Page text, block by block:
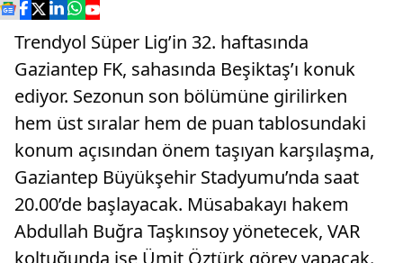
Trendyol Süper Lig’in 32. haftasında
Gaziantep FK, sahasında Beşiktaş’ı konuk
ediyor. Sezonun son bölümüne girilirken
hem üst sıralar hem de puan tablosundaki
konum açısından önem taşıyan karşılaşma,
Gaziantep Büyükşehir Stadyumu’nda saat
20.00’de başlayacak. Müsabakayı hakem
Abdullah Buğra Taşkınsoy yönetecek, VAR
koltuğunda ise Ümit Öztürk görev yapacak.